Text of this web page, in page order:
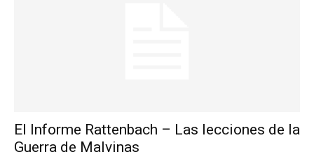
El Informe Rattenbach – Las lecciones de la
Guerra de Malvinas